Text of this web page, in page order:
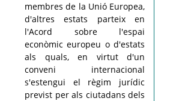
membres de la Unió Europea,
d'altres estats parteix en
l'Acord sobre l'espai
econòmic europeu o d'estats
als quals, en virtut d'un
conveni internacional
s'estengui el règim jurídic
previst per als ciutadans dels